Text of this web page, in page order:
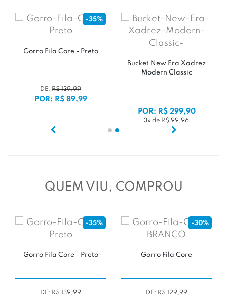
-35%
Gorro Fila Core - Preto
DE: R$ 139,99
POR: R$ 89,99
Bucket New Era Xadrez
Modern Classic
POR: R$ 299,90
3x de R$ 99,96
QUEM VIU, COMPROU
-35%
Gorro Fila Core - Preto
DE: R$ 139,99
-30%
Gorro Fila Core
DE:R$ 129,99